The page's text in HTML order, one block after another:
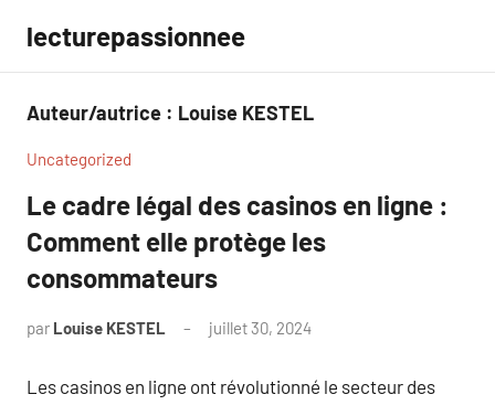
contenu
lecturepassionnee
Auteur/autrice : Louise KESTEL
Uncategorized
Le cadre légal des casinos en ligne :
Comment elle protège les
consommateurs
par Louise KESTEL juillet 30, 2024
Les casinos en ligne ont révolutionné le secteur des